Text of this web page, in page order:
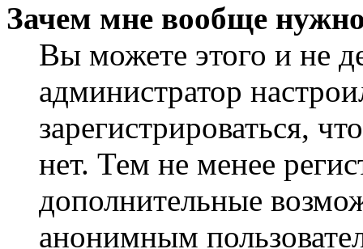
Зачем мне вообще
Вы можете этого и не
администратор
зарегистрироваться,
нет. Тем не менее
дополнительные
анонимным